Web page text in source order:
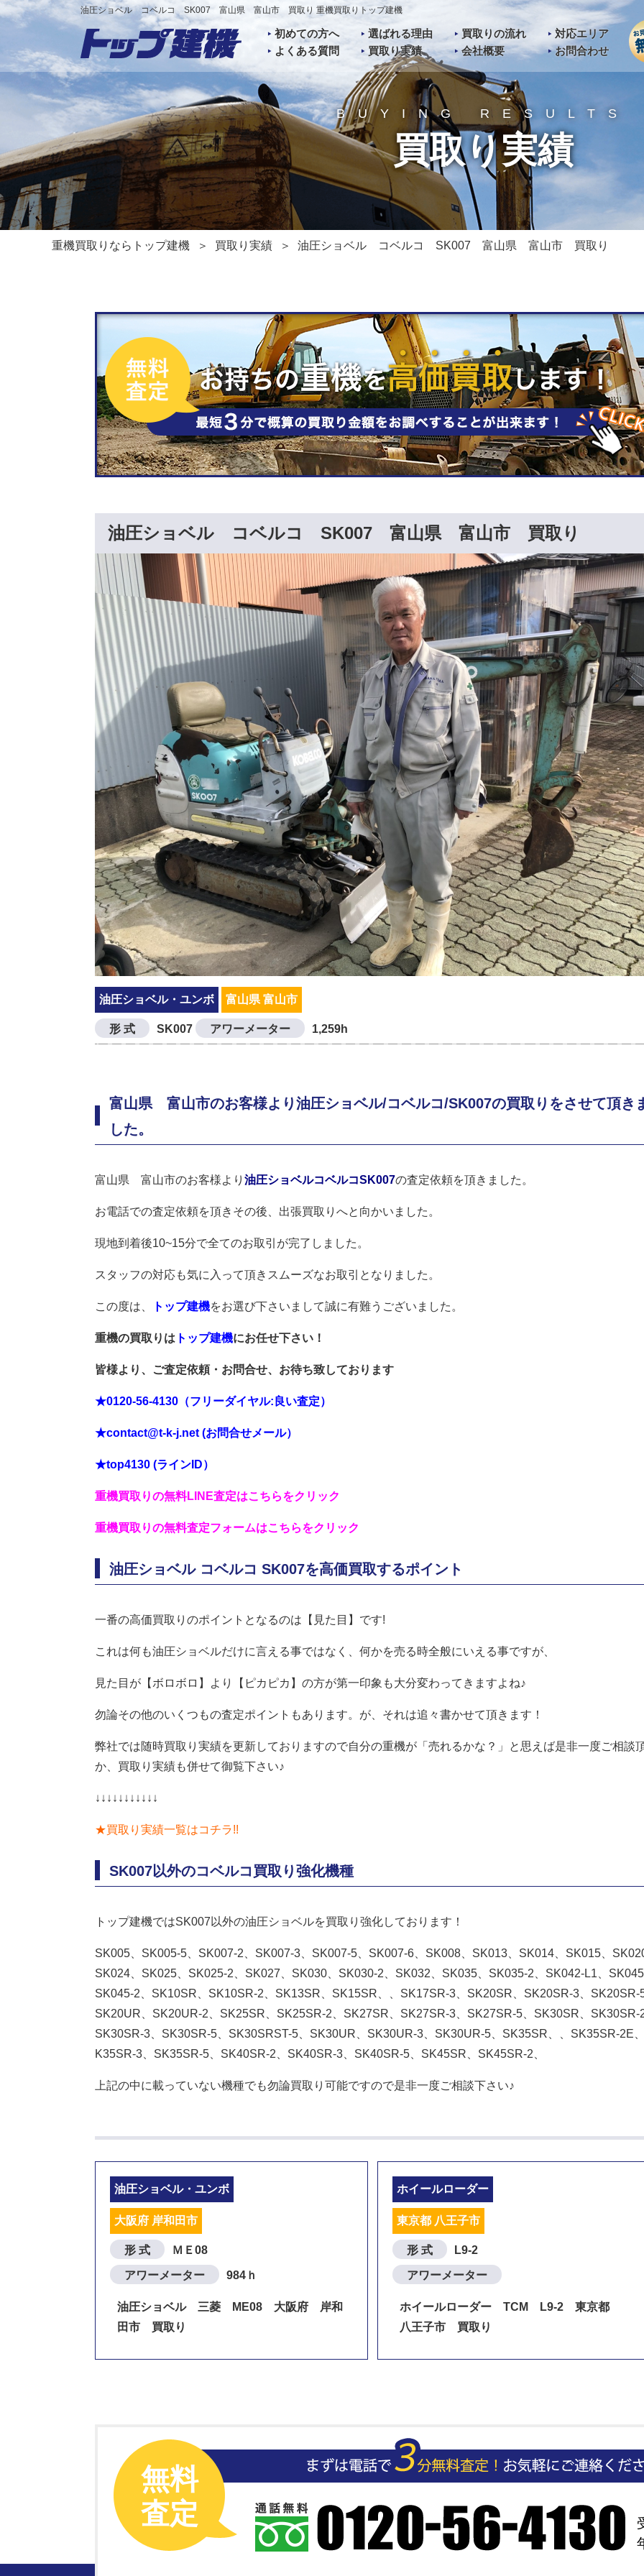
油圧ショベル コベルコ SK007 富山県 富山市 買取り 重機買取りトップ建機
初めての方へ 選ばれる理由 買取りの流れ
対応エリア
よくある質問
買取り実績 会社概要 お問合わせ
BUYING RESULTS
買取り実績
重機買取りならトップ建機 買取り実績 油圧ショベル コベルコ SK007 富山県 富山市 買取り
油圧ショベル コベルコ SK007 富山県 富山市 買取り
油圧ショベル・ユンボ 富山県 富山市
形 式 SK007 アワーメーター 1,259h
富山県 富山市のお客様より油圧ショベル/コベルコ/SK007の買取りをさせて頂き
した。
富山県 富山市のお客様より 油圧ショベルコベルコSK007の査定依頼を頂きました。
お電話での査定依頼を頂きその後、出張買取りへと向かいました。
現地到着後10~15分で全てのお取引が完了しました。
スタッフの対応も気に入って頂きスムーズなお取引となりました。
この度は、 トップ建機をお選び下さいまして誠に有難うございました。
重機の買取りは トップ建機にお任せ下さい！
皆様より、ご査定依頼・お問合せ、お待ち致しております
★0120-56-4130（フリーダイヤル:良い査定）
★contact@t-k-j.net (お問合せメール）
★top4130 (ラインID）
重機買取りの無料LINE査定はこちらをクリック
重機買取りの無料査定フォームはこちらをクリック
油圧ショベル コベルコ SK007を高価買取するポイント
一番の高価買取りのポイントとなるのは【見た目】です!
これは何も油圧ショベルだけに言える事ではなく、何かを売る時全般にいえる事ですが、
見た目が【ボロボロ】より【ピカピカ】の方が第一印象も大分変わってきますよね♪
勿論その他のいくつもの査定ポイントもあります。が、それは追々書かせて頂きます！
弊社では随時買取り実績を更新しておりますので自分の重機が「売れるかな？」と思えば是非一度ご相談
か、買取り実績も併せて御覧下さい♪
↓↓↓↓↓↓↓↓↓↓↓
★買取り実績一覧はコチラ!!
SK007以外のコベルコ買取り強化機種
トップ建機ではSK007以外の油圧ショベルを買取り強化しております！
SK005、SK005-5、SK007-2、SK007-3、SK007-5、SK007-6、SK008、SK013、SK014、SK015、
SK024、SK025、SK025-2、SK027、SK030、SK030-2、SK032、SK035、SK035-2、SK042-L1、
SK045-2、SK10SR、SK10SR-2、SK13SR、SK15SR、、SK17SR-3、SK20SR、SK20SR-3、SK20SR-
SK20UR、SK20UR-2、SK25SR、SK25SR-2、SK27SR、SK27SR-3、SK27SR-5、SK30SR、SK30SR-
SK30SR-3、SK30SR-5、SK30SRST-5、SK30UR、SK30UR-3、SK30UR-5、SK35SR、、SK35SR-2E
K35SR-3、SK35SR-5、SK40SR-2、SK40SR-3、SK40SR-5、SK45SR、SK45SR-2、
上記の中に載っていない機種でも勿論買取り可能ですので是非一度ご相談下さい♪
油圧ショベル・ユンボ
大阪府 岸和田市
形 式 ＭＥ08
アワーメーター 984ｈ
油圧ショベル 三菱 ME08 大阪府 岸和
田市 買取り
ホイールローダー
東京都 八王子市
形 式 L9-2
アワーメーター
ホイールローダー TCM L9-2 東京都
八王子市 買取り
無料
査定